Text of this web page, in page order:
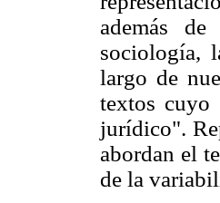
además
sociología,
largo de
textos cuyo
jurídico".
abordan el
de la